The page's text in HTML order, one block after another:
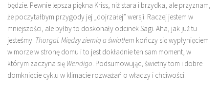
będzie. Pewnie lepsza piękna Kriss, niż stara i brzydka, ale przyznam,
że poczytałbym przygody jej „dojrzałej” wersji. Raczej jestem w
mniejszości, ale byłby to doskonały odcinek Sagi. Aha, jak już tu
jesteśmy. Thorgal. Między ziemią a światłem kończy się wypłynięciem
w morze w stronę domu i to jest dokładnie ten sam moment, w
którym zaczyna się Wendigo. Podsumowując, świetny tom i dobre
domknięcie cyklu w klimacie rozważań o władzy i chciwości.